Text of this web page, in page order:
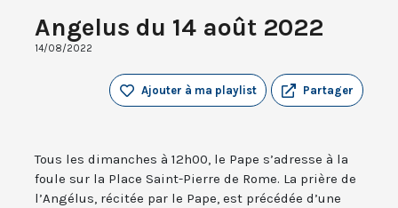
Angelus du 14 août 2022
14/08/2022
Partager
Ajouter à ma playlist
Tous les dimanches à 12h00, le Pape s’adresse à la
foule sur la Place Saint-Pierre de Rome. La prière de
l’Angélus, récitée par le Pape, est précédée d’une